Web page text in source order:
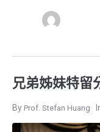
兄弟姊妹特留
Prof. Stefan Huang